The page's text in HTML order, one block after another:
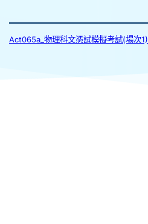
Act065a_物理科文憑試模擬考試(場次1)